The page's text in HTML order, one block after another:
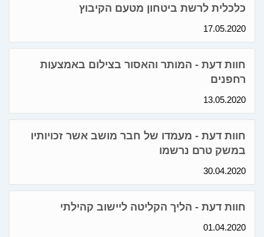
כלכלית לרשת ביטחון מטעם הקיבוץ
17.05.2020
חוות דעת - המותר והאסור בצילום באמצעות
רחפנים
13.05.2020
חוות דעת - מעמדו של חבר מושב אשר זכויותיו
במשק טרם נרשמו
30.04.2020
חוות דעת - הליך הקליטה ליישוב קהילתי
01.04.2020